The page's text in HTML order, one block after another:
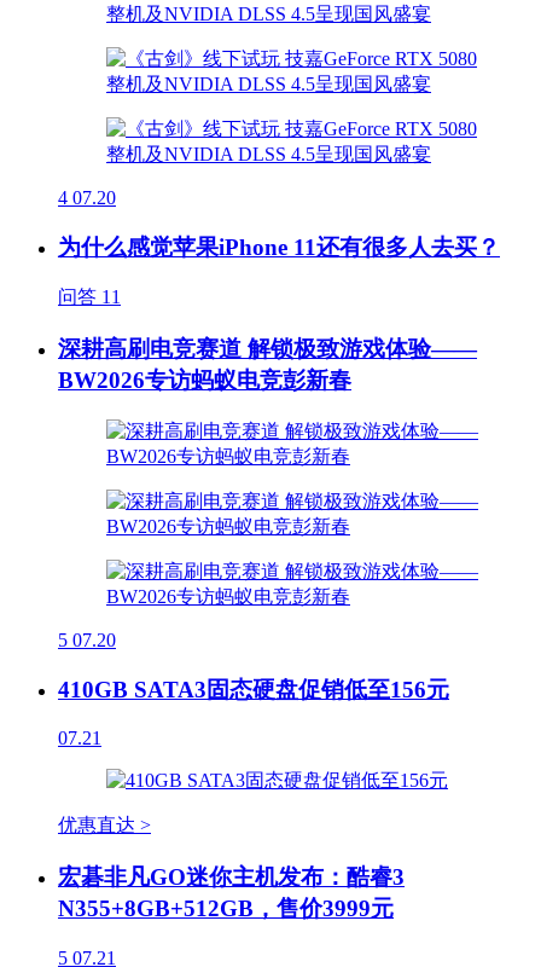
4 07.20
为什么感觉苹果iPhone 11还有很多人去买？
问答 11
深耕高刷电竞赛道 解锁极致游戏体验——
BW2026专访蚂蚁电竞彭新春
5 07.20
410GB SATA3固态硬盘促销低至156元
07.21
优惠直达 >
宏碁非凡GO迷你主机发布：酷睿3
N355+8GB+512GB，售价3999元
5 07.21